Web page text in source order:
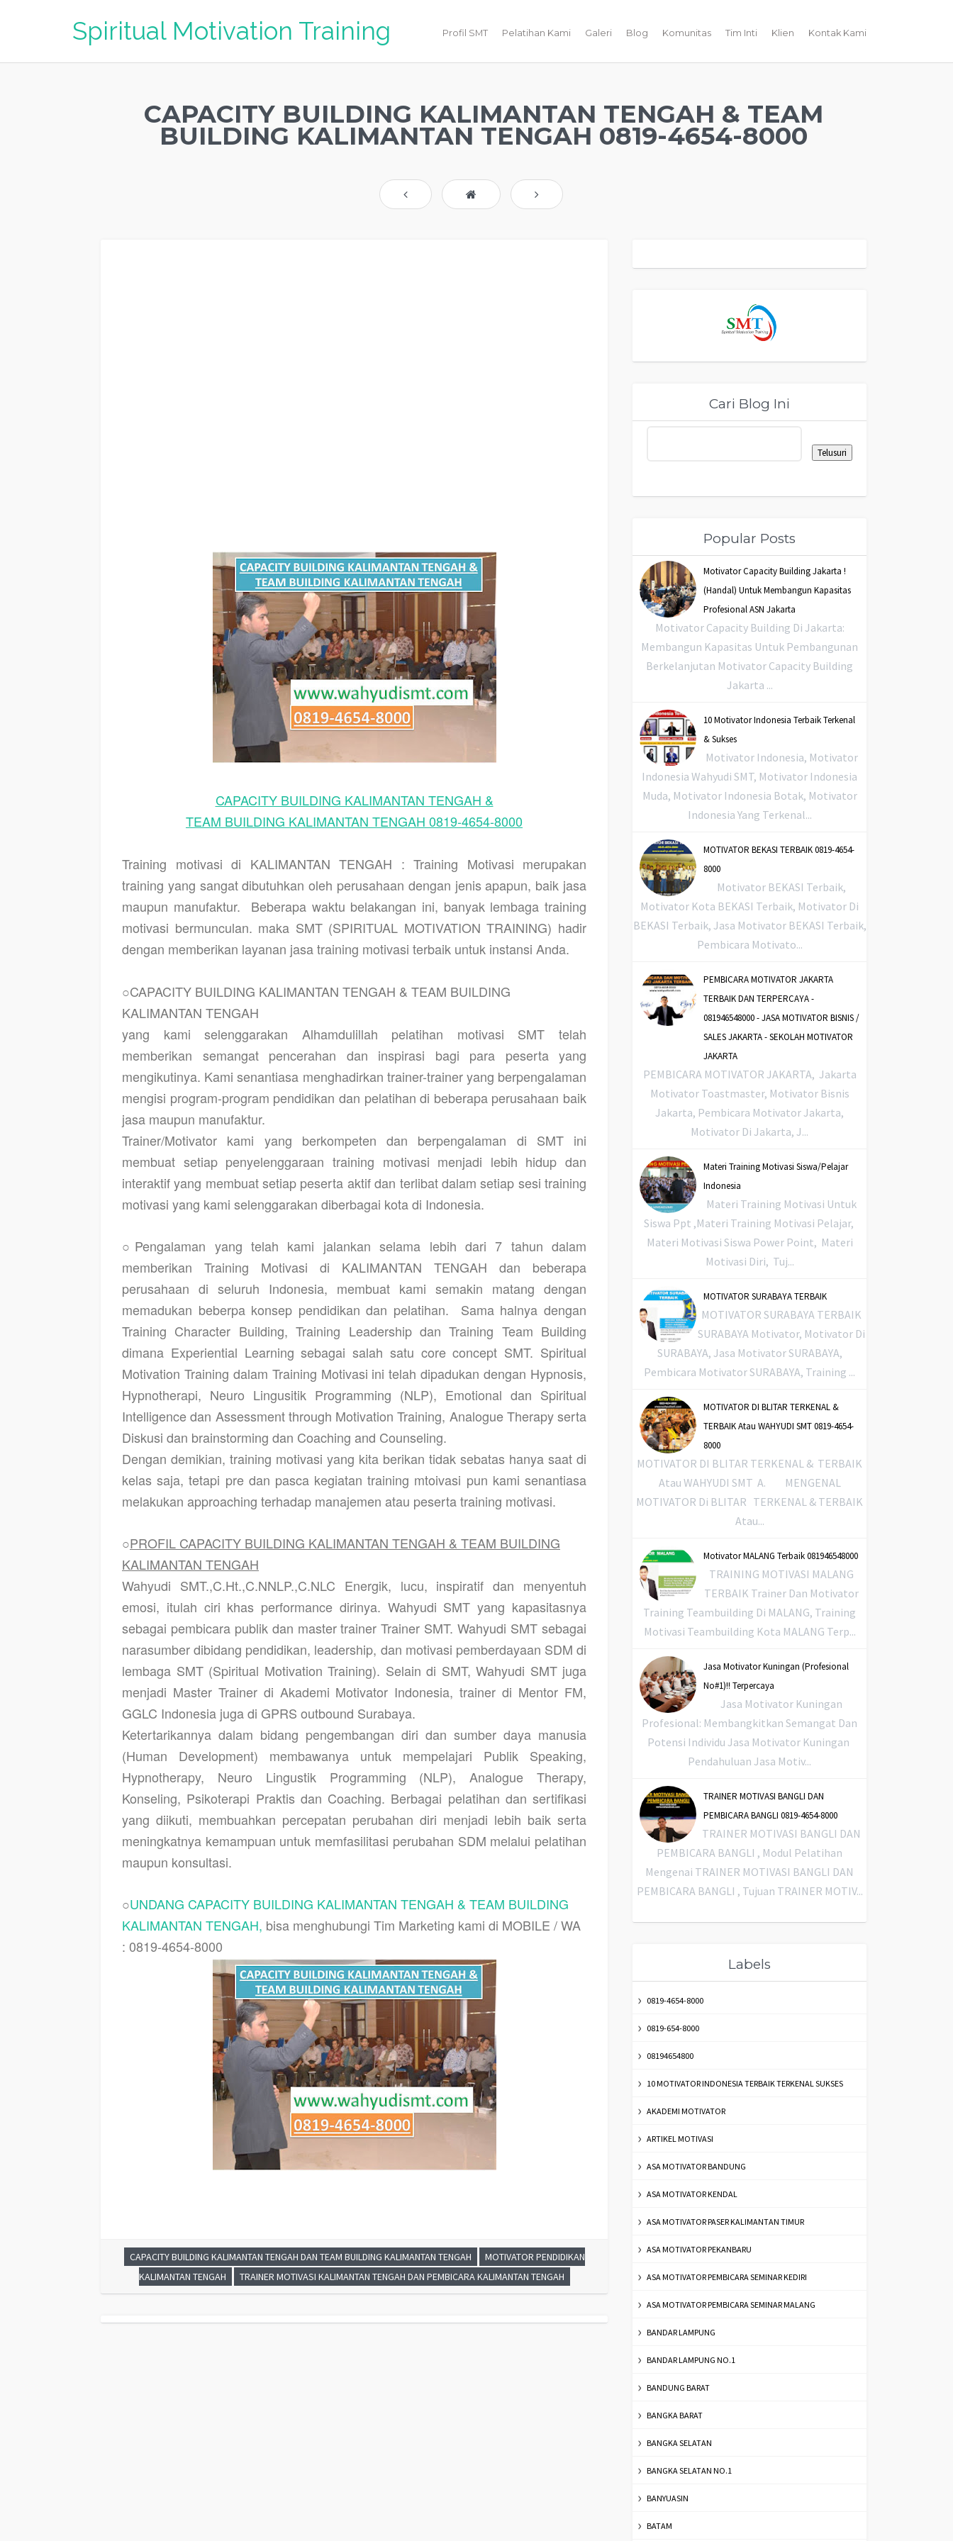
Spiritual Motivation Training Profil SMT Pelatihan Kami Galeri Blog Komunitas Tim Inti Klien Kontak Kami
CAPACITY BUILDING KALIMANTAN TENGAH & TEAM
BUILDING KALIMANTAN TENGAH 0819-4654-8000
CAPACITY BUILDING KALIMANTAN TENGAH &
TEAM BUILDING KALIMANTAN TENGAH 0819-4654-8000
Training motivasi di KALIMANTAN TENGAH : Training Motivasi merupakan
training yang sangat dibutuhkan oleh perusahaan dengan jenis apapun, baik jasa
maupun manufaktur.
Beberapa waktu belakangan ini, banyak lembaga training
motivasi bermunculan. maka SMT (SPIRITUAL MOTIVATION TRAINING) hadir
dengan memberikan layanan jasa training motivasi terbaik untuk instansi Anda.
○CAPACITY BUILDING KALIMANTAN TENGAH & TEAM BUILDING
KALIMANTAN TENGAH
yang kami selenggarakan Alhamdulillah pelatihan motivasi SMT telah
memberikan semangat pencerahan dan inspirasi bagi para peserta yang
mengikutinya. Kami senantiasa menghadirkan trainer-trainer yang berpengalaman
mengisi program-program pendidikan dan pelatihan di beberapa perusahaan baik
jasa maupun manufaktur.
Trainer/Motivator kami yang berkompeten dan berpengalaman di SMT ini
membuat setiap penyelenggaraan training motivasi menjadi lebih hidup dan
interaktif yang membuat setiap peserta aktif dan terlibat dalam setiap sesi training
motivasi yang kami selenggarakan diberbagai kota di Indonesia.
○Pengalaman yang telah kami jalankan selama lebih dari 7 tahun dalam
memberikan Training Motivasi di KALIMANTAN TENGAH dan beberapa
perusahaan di seluruh Indonesia, membuat kami semakin matang dengan
memadukan beberpa konsep pendidikan dan pelatihan.
Sama halnya dengan
Training Character Building, Training Leadership dan Training Team Building
dimana Experiential Learning sebagai salah satu core concept SMT. Spiritual
Motivation Training dalam Training Motivasi ini telah dipadukan dengan Hypnosis,
Hypnotherapi, Neuro Lingusitik Programming (NLP), Emotional dan Spiritual
Intelligence dan Assessment through Motivation Training, Analogue Therapy serta
Diskusi dan brainstorming dan Coaching and Counseling.
Dengan demikian, training motivasi yang kita berikan tidak sebatas hanya saat di
kelas saja, tetapi pre dan pasca kegiatan training mtoivasi pun kami senantiasa
melakukan approaching terhadap manajemen atau peserta training motivasi.
○PROFIL CAPACITY BUILDING KALIMANTAN TENGAH & TEAM BUILDING
KALIMANTAN TENGAH
Wahyudi SMT.,C.Ht.,C.NNLP.,C.NLC Energik, lucu, inspiratif dan menyentuh
emosi, itulah ciri khas performance dirinya. Wahyudi SMT yang kapasitasnya
sebagai pembicara publik dan master trainer Trainer SMT. Wahyudi SMT sebagai
narasumber dibidang pendidikan, leadership, dan motivasi pemberdayaan SDM di
lembaga SMT (Spiritual Motivation Training). Selain di SMT, Wahyudi SMT juga
menjadi Master Trainer di Akademi Motivator Indonesia, trainer di Mentor FM,
GGLC Indonesia juga di GPRS outbound Surabaya.
Ketertarikannya dalam bidang pengembangan diri dan sumber daya manusia
(Human Development) membawanya untuk mempelajari Publik Speaking,
Hypnotherapy, Neuro Lingustik Programming (NLP), Analogue Therapy,
Konseling, Psikoterapi Praktis dan Coaching. Berbagai pelatihan dan sertifikasi
yang diikuti, membuahkan percepatan perubahan diri menjadi lebih baik serta
meningkatnya kemampuan untuk memfasilitasi perubahan SDM melalui pelatihan
maupun konsultasi.
○UNDANG CAPACITY BUILDING KALIMANTAN TENGAH & TEAM BUILDING
KALIMANTAN TENGAH, bisa menghubungi Tim Marketing kami di MOBILE / WA
: 0819-4654-8000
CAPACITY BUILDING KALIMANTAN TENGAH DAN TEAM BUILDING KALIMANTAN TENGAH
MOTIVATOR PENDIDIKAN
KALIMANTAN TENGAH
TRAINER MOTIVASI KALIMANTAN TENGAH DAN PEMBICARA KALIMANTAN TENGAH
Cari Blog Ini
Popular Posts
Motivator Capacity Building Jakarta !
(Handal) Untuk Membangun Kapasitas
Profesional ASN Jakarta
Motivator Capacity Building Di Jakarta:
Membangun Kapasitas Untuk Pembangunan
Berkelanjutan Motivator Capacity Building
Jakarta ...
10 Motivator Indonesia Terbaik Terkenal
& Sukses
Motivator Indonesia, Motivator
Indonesia Wahyudi SMT, Motivator Indonesia
Muda, Motivator Indonesia Botak, Motivator
Indonesia Yang Terkenal...
MOTIVATOR BEKASI TERBAIK 0819-4654-
8000
Motivator BEKASI Terbaik,
Motivator Kota BEKASI Terbaik, Motivator Di
BEKASI Terbaik, Jasa Motivator BEKASI Terbaik,
Pembicara Motivato...
PEMBICARA MOTIVATOR JAKARTA
TERBAIK DAN TERPERCAYA -
081946548000 - JASA MOTIVATOR BISNIS /
SALES JAKARTA - SEKOLAH MOTIVATOR
JAKARTA
PEMBICARA MOTIVATOR JAKARTA, Jakarta
Motivator Toastmaster, Motivator Bisnis
Jakarta, Pembicara Motivator Jakarta,
Motivator Di Jakarta, J...
Materi Training Motivasi Siswa/Pelajar
Indonesia
Materi Training Motivasi Untuk
Siswa Ppt ,Materi Training Motivasi Pelajar,
Materi Motivasi Siswa Power Point, Materi
Motivasi Diri, Tuj...
MOTIVATOR SURABAYA TERBAIK
MOTIVATOR SURABAYA TERBAIK
SURABAYA Motivator, Motivator Di
SURABAYA, Jasa Motivator SURABAYA,
Pembicara Motivator SURABAYA, Training ...
MOTIVATOR DI BLITAR TERKENAL &
TERBAIK Atau WAHYUDI SMT 0819-4654-
8000
MOTIVATOR DI BLITAR TERKENAL & TERBAIK
Atau WAHYUDI SMT A. MENGENAL
MOTIVATOR Di BLITAR TERKENAL & TERBAIK
Atau...
Motivator MALANG Terbaik 081946548000
TRAINING MOTIVASI MALANG
TERBAIK Trainer Dan Motivator
Training Teambuilding Di MALANG, Training
Motivasi Teambuilding Kota MALANG Terp...
Jasa Motivator Kuningan (Profesional
No#1)!! Terpercaya
Jasa Motivator Kuningan
Profesional: Membangkitkan Semangat Dan
Potensi Individu Jasa Motivator Kuningan
Pendahuluan Jasa Motiv...
TRAINER MOTIVASI BANGLI DAN
PEMBICARA BANGLI 0819-4654-8000
TRAINER MOTIVASI BANGLI DAN
PEMBICARA BANGLI , Modul Pelatihan
Mengenai TRAINER MOTIVASI BANGLI DAN
PEMBICARA BANGLI , Tujuan TRAINER MOTIV...
Labels
0819-4654-8000
0819-654-8000
08194654800
10 MOTIVATOR INDONESIA TERBAIK TERKENAL SUKSES
AKADEMI MOTIVATOR
ARTIKEL MOTIVASI
ASA MOTIVATOR BANDUNG
ASA MOTIVATOR KENDAL
ASA MOTIVATOR PASER KALIMANTAN TIMUR
ASA MOTIVATOR PEKANBARU
ASA MOTIVATOR PEMBICARA SEMINAR KEDIRI
ASA MOTIVATOR PEMBICARA SEMINAR MALANG
BANDAR LAMPUNG
BANDAR LAMPUNG NO.1
BANDUNG BARAT
BANGKA BARAT
BANGKA SELATAN
BANGKA SELATAN NO.1
BANYUASIN
BATAM